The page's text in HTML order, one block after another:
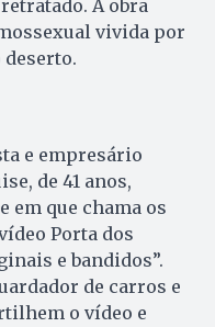
A obra
vivida por
deserto.
e empresário
de 41 anos,
em que chama os
Porta dos
e bandidos”.
de carros e
o vídeo e